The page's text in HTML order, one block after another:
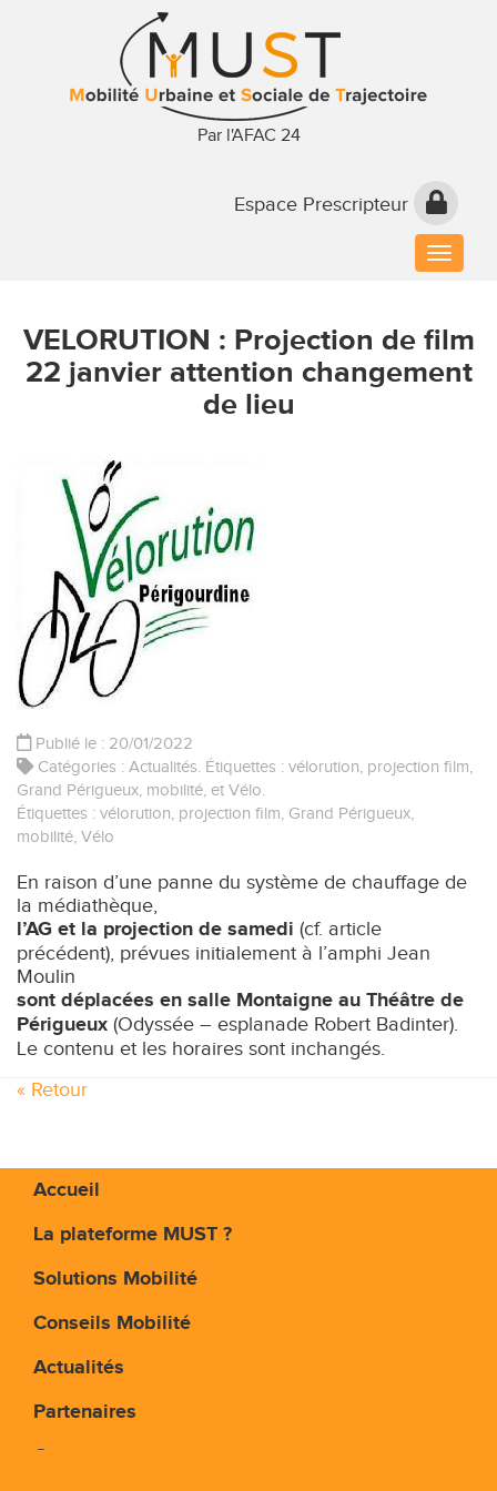
Par l'AFAC 24
Espace Prescripteur
Toggle
VELORUTION : Projection de film
22 janvier attention changement
de lieu
Publié le : 20/01/2022
Catégories : Actualités. Étiquettes : vélorution, projection film,
Grand Périgueux, mobilité, et Vélo.
Étiquettes : vélorution, projection film, Grand Périgueux,
mobilité, Vélo
En raison d’une panne du système de chauffage de
la médiathèque,
l’AG et la projection de samedi (cf. article
précédent), prévues initialement à l’amphi Jean
Moulin
sont déplacées en salle Montaigne au Théâtre de
Périgueux (Odyssée – esplanade Robert Badinter).
Le contenu et les horaires sont inchangés.
« Retour
Accueil
La plateforme MUST ?
Solutions Mobilité
Conseils Mobilité
Actualités
Partenaires
Contact